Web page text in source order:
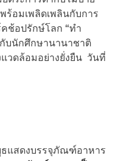
ร้อมเพลิดเพลินกับการ
ช้อปรักษ์โลก “ทำ
บนักศึกษานานาชาติ
วดล้อมอย่างยั่งยืน วันที่
แสดงบรรจุภัณฑ์อาหาร